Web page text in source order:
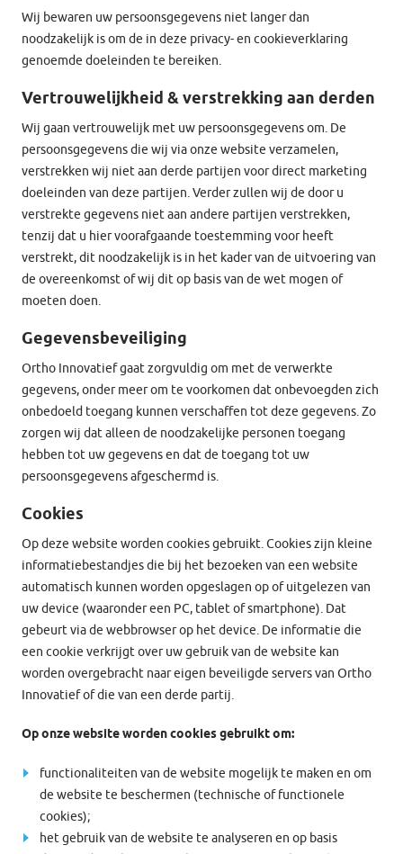
Wij bewaren uw persoonsgegevens niet langer dan
noodzakelijk is om de in deze privacy- en cookieverklaring
genoemde doeleinden te bereiken.
Vertrouwelijkheid & verstrekking aan derden
Wij gaan vertrouwelijk met uw persoonsgegevens om. De
persoonsgegevens die wij via onze website verzamelen,
verstrekken wij niet aan derde partijen voor direct marketing
doeleinden van deze partijen. Verder zullen wij de door u
verstrekte gegevens niet aan andere partijen verstrekken,
tenzij dat u hier voorafgaande toestemming voor heeft
verstrekt, dit noodzakelijk is in het kader van de uitvoering van
de overeenkomst of wij dit op basis van de wet mogen of
moeten doen.
Gegevensbeveiliging
Ortho Innovatief gaat zorgvuldig om met de verwerkte
gegevens, onder meer om te voorkomen dat onbevoegden zich
onbedoeld toegang kunnen verschaffen tot deze gegevens. Zo
zorgen wij dat alleen de noodzakelijke personen toegang
hebben tot uw gegevens en dat de toegang tot uw
persoonsgegevens afgeschermd is.
Cookies
Op deze website worden cookies gebruikt. Cookies zijn kleine
informatiebestandjes die bij het bezoeken van een website
automatisch kunnen worden opgeslagen op of uitgelezen van
uw device (waaronder een PC, tablet of smartphone). Dat
gebeurt via de webbrowser op het device. De informatie die
een cookie verkrijgt over uw gebruik van de website kan
worden overgebracht naar eigen beveiligde servers van Ortho
Innovatief of die van een derde partij.
Op onze website worden cookies gebruikt om:
functionaliteiten van de website mogelijk te maken en om
de website te beschermen (technische of functionele
cookies);
het gebruik van de website te analyseren en op basis